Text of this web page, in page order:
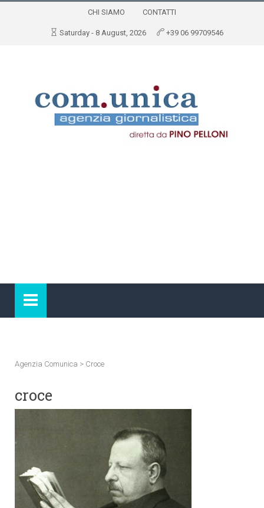
CHI SIAMO CONTATTI
Saturday - 8 August, 2026 +39 06 99709546
Agenzia Comunica > Croce
croce